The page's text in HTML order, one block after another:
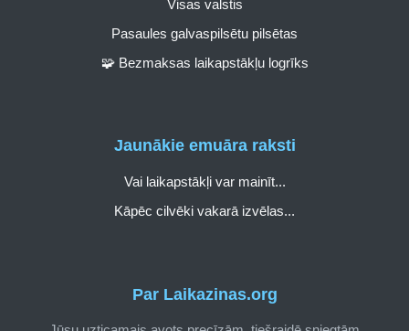
Par Laikazinas.org
Visas valstis
Pasaules galvaspilsētu pilsētas
🧩 Bezmaksas laikapstākļu logrīks
Jaunākie emuāra raksti
Vai laikapstākļi var mainīt...
Kāpēc cilvēki vakarā izvēlas...